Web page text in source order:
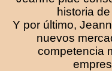
historia
Y por último,
nuevos
competencia